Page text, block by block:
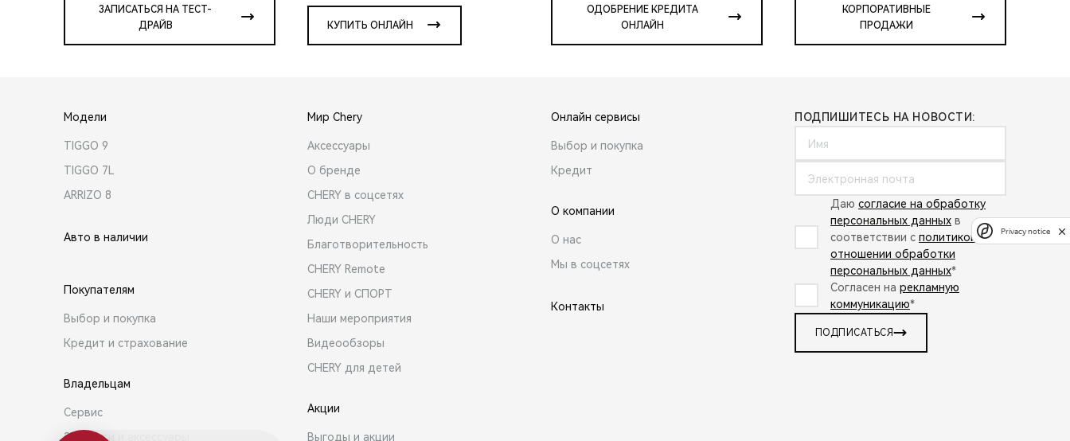
ЗАПИСАТЬСЯ НА ТЕСТ-
ДРАЙВ
КУПИТЬ ОНЛАЙН
ОДОБРЕНИЕ КРЕДИТА
ОНЛАЙН
КОРПОРАТИВНЫЕ
ПРОДАЖИ
Модели
TIGGO 9
TIGGO 7L
ARRIZO 8
Авто в наличии
Покупателям
Выбор и покупка
Кредит и страхование
Владельцам
Сервис
Запчасти и аксессуары
Мир Chery
Аксессуары
О бренде
CHERY в соцсетях
Люди CHERY
Благотворительность
CHERY Remote
CHERY и СПОРТ
Наши мероприятия
Видеообзоры
CHERY для детей
Акции
Выгоды и акции
Онлайн сервисы
Выбор и покупка
Кредит
О компании
О нас
Мы в соцсетях
Контакты
ПОДПИШИТЕСЬ НА НОВОСТИ:
Даю согласие на обработку
персональных данных в
соответствии с политикой в
отношении обработки
персональных данных*
Согласен на рекламную
коммуникацию*
ПОДПИСАТЬСЯ
Privacy notice